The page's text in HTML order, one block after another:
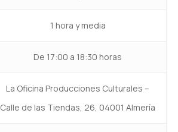
1 hora y media
De 17:00 a 18:30 horas
La Oficina Producciones Culturales –
Calle de las Tiendas, 26, 04001 Almería